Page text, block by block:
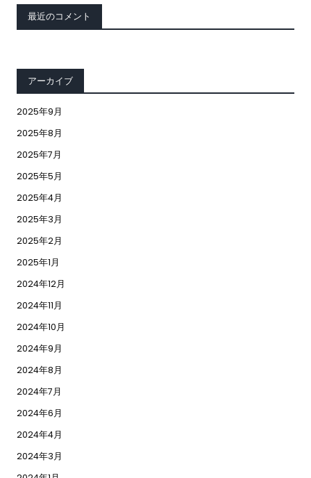
最近のコメント
アーカイブ
2025年9月
2025年8月
2025年7月
2025年5月
2025年4月
2025年3月
2025年2月
2025年1月
2024年12月
2024年11月
2024年10月
2024年9月
2024年8月
2024年7月
2024年6月
2024年4月
2024年3月